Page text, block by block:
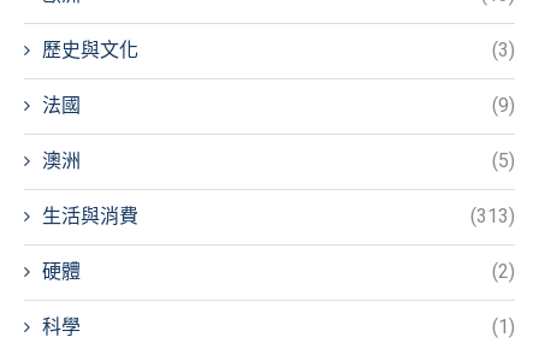
歷史與文化 (3)
法國 (9)
澳洲 (5)
生活與消費 (313)
硬體 (2)
科學 (1)